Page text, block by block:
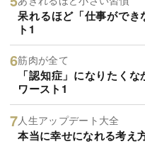
呆れるほど「仕事がで
ト1
筋肉が全て
「認知症」になりたく
ワースト1
人生アップデート大全
本当に幸せになれる考え